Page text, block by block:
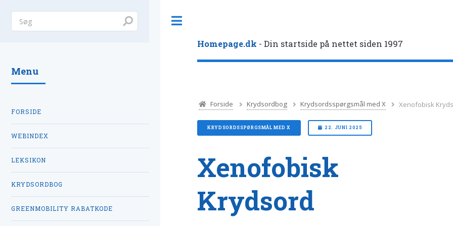
Homepage.dk - Din startside på nettet siden 1997
Forside Krydsordbog Krydsordsspørgsmål med X Xenofobisk
KRYDSORDSSPØRGSMÅL MED X 22. JUNI 2025
Xenofobisk
Krydsord
Menu
FORSIDE
WEBINDEX
LEKSIKON
KRYDSORDBOG
GREENMOBILITY RABATKODE